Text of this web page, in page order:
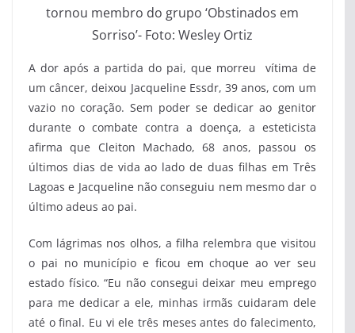
tornou membro do grupo ‘Obstinados em
Sorriso’- Foto: Wesley Ortiz
A dor após a partida do pai, que morreu vítima de
um câncer, deixou Jacqueline Essdr, 39 anos, com um
vazio no coração. Sem poder se dedicar ao genitor
durante o combate contra a doença, a esteticista
afirma que Cleiton Machado, 68 anos, passou os
últimos dias de vida ao lado de duas filhas em Três
Lagoas e Jacqueline não conseguiu nem mesmo dar o
último adeus ao pai.
Com lágrimas nos olhos, a filha relembra que visitou
o pai no município e ficou em choque ao ver seu
estado físico. “Eu não consegui deixar meu emprego
para me dedicar a ele, minhas irmãs cuidaram dele
até o final. Eu vi ele três meses antes do falecimento,